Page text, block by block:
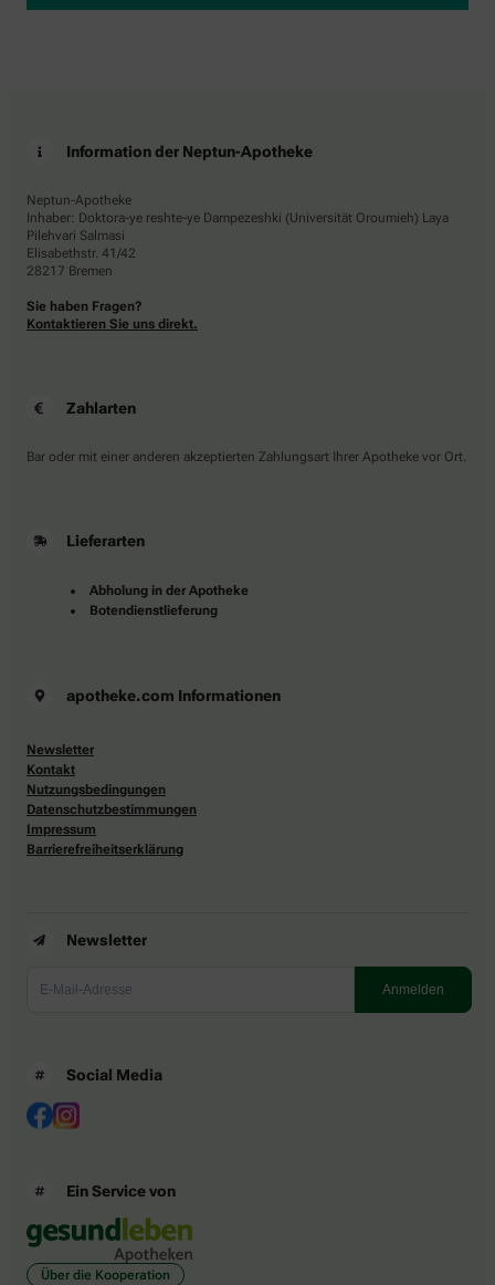
Information der Neptun-Apotheke
Neptun-Apotheke
Inhaber: Doktora-ye reshte-ye Dampezeshki (Universität Oroumieh) Laya
Pilehvari Salmasi
Elisabethstr. 41/42
28217 Bremen
Sie haben Fragen?
Kontaktieren Sie uns direkt.
Zahlarten
Bar oder mit einer anderen akzeptierten Zahlungsart Ihrer Apotheke vor Ort.
Lieferarten
Abholung in der Apotheke
Botendienstlieferung
apotheke.com Informationen
Newsletter
Kontakt
Nutzungsbedingungen
Datenschutzbestimmungen
Impressum
Barrierefreiheitserklärung
Newsletter
Social Media
Ein Service von
Über die Kooperation